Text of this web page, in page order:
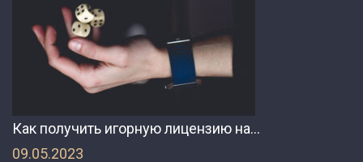
Как получить игорную лицензию на…
09.05.2023